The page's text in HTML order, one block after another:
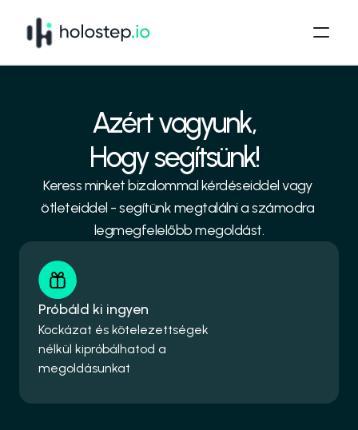
Azért vagyunk,
Hogy segítsünk!
Keress minket bizalommal kérdéseiddel vagy
ötleteiddel - segítünk megtalálni a számodra
legmegfelelőbb megoldást.
Próbáld ki ingyen
Kockázat és kötelezettségek
nélkül kipróbálhatod a
megoldásunkat